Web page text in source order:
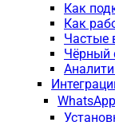
Как
Как
Частые
Чёрный